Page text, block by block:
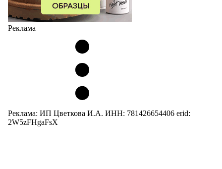
Реклама
Реклама: ИП Цветкова И.А. ИНН: 781426654406 erid:
2W5zFHgaFsX